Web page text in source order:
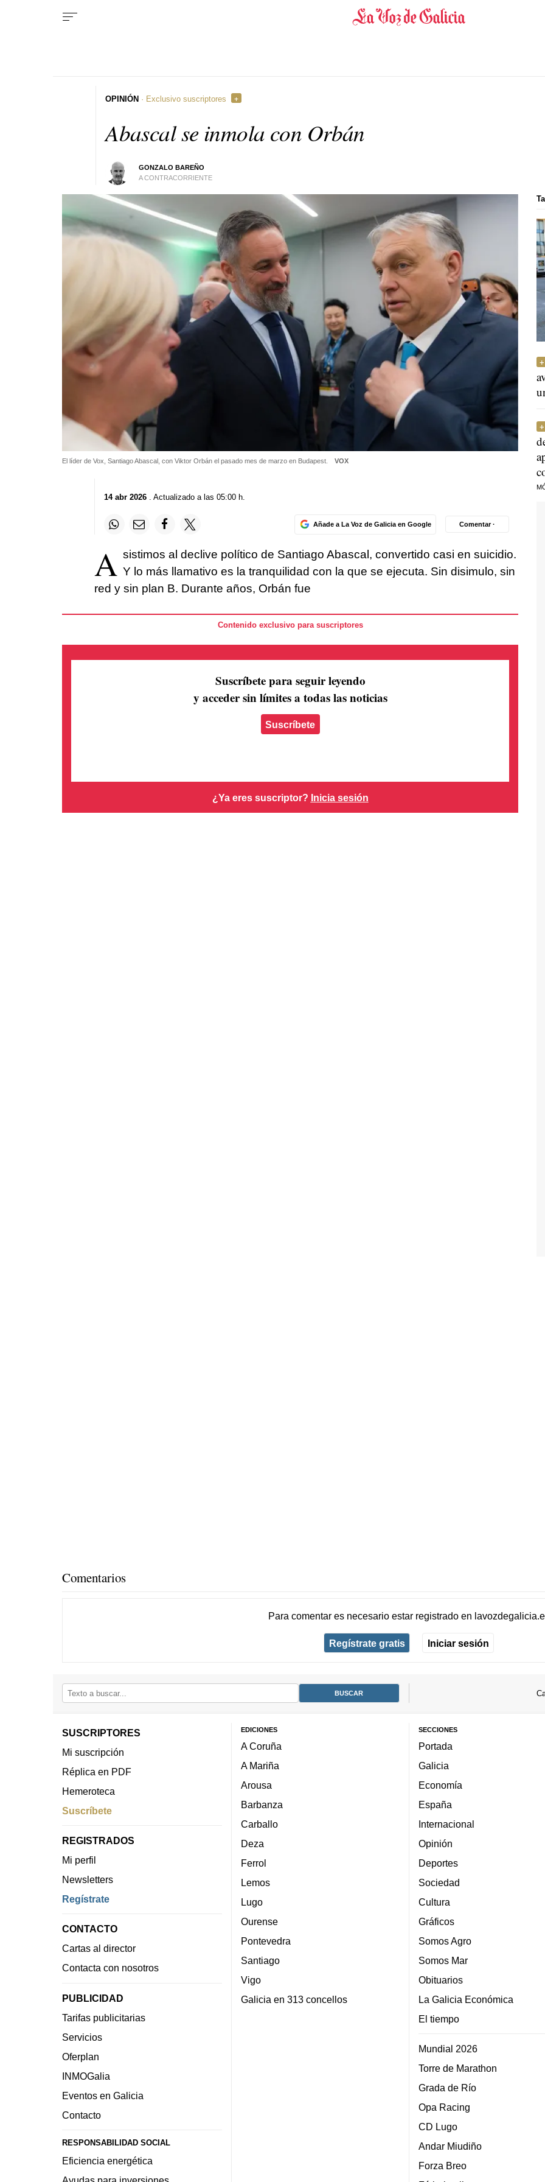
Abascal se inmola con Orbán
GONZALO BAREÑO
A CONTRACORRIENTE
OPINIÓN · Exclusivo suscriptores
El líder de Vox, Santiago Abascal, con Viktor Orbán el pasado mes de marzo en Budapest. VOX
14 abr 2026. Actualizado a las 05:00 h.
Añade a La Voz de Galicia en Google Comentar ·
A sistimos al declive político de Santiago Abascal, convertido casi en suicidio.
Y lo más llamativo es la tranquilidad con la que se ejecuta. Sin disimulo, sin
red y sin plan B. Durante años, Orbán fue
Contenido exclusivo para suscriptores
Suscríbete para seguir leyendo
y acceder sin límites a todas las noticias
Suscríbete
¿Ya eres suscriptor? Inicia sesión
Comentarios
Para comentar es necesario estar registradoen
Regístrate gratis Iniciar sesión
SUSCRIPTORES
Mi suscripción
Réplica en PDF
Hemeroteca
Suscríbete
REGISTRADOS
Mi perfil
Newsletters
Regístrate
CONTACTO
Cartas al director
Contacta con nosotros
PUBLICIDAD
Tarifas publicitarias
Servicios
Oferplan
INMOGalia
Eventos en Galicia
Contacto
RESPONSABILIDAD SOCIAL
Eficiencia energética
EDICIONES
A Coruña
A Mariña
Arousa
Barbanza
Carballo
Deza
Ferrol
Lemos
Lugo
Ourense
Pontevedra
Santiago
Vigo
Galicia en 313 concellos
SECCIONES
Portada
Galicia
Economía
España
Internacional
Opinión
Deportes
Sociedad
Cultura
Gráficos
Somos Agro
Somos Mar
Obituarios
La Galicia Económica
El tiempo
Mundial 2026
Torre de Marathon
Grada de Río
Opa Racing
CD Lugo
Andar Miudiño
Forza Breo